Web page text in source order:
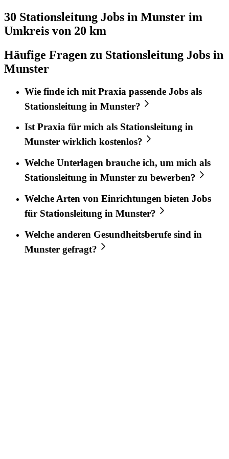
30 Stationsleitung Jobs in Munster im
Umkreis von 20 km
Häufige Fragen zu Stationsleitung Jobs in
Munster
Wie finde ich mit Praxia passende Jobs als
Stationsleitung in Munster?
IstPraxia für mich als Stationsleitung in
Munster wirklich kostenlos?
Welche Unterlagen brauche ich, um mich als
Stationsleitung in Munster zu bewerben?
Welche Arten von Einrichtungen bieten Jobs
für Stationsleitung in Munster?
Welche anderen Gesundheitsberufe sind in
Munster gefragt?